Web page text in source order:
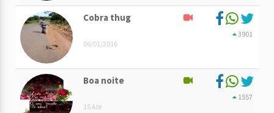
Cobra thug
06/01/2016
3901
Boa noite
15 Abr
1557